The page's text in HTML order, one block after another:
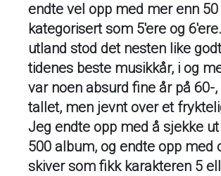
endte vel opp med mer enn
kategorisert som 5'ere og
utland stod det nesten like
tidenes beste musikkår, i og
var noen absurd fine år på 60-
tallet, men jevnt over et
Jeg endte opp med å sjekke
500 album, og endte opp med
skiver som fikk karakteren 5